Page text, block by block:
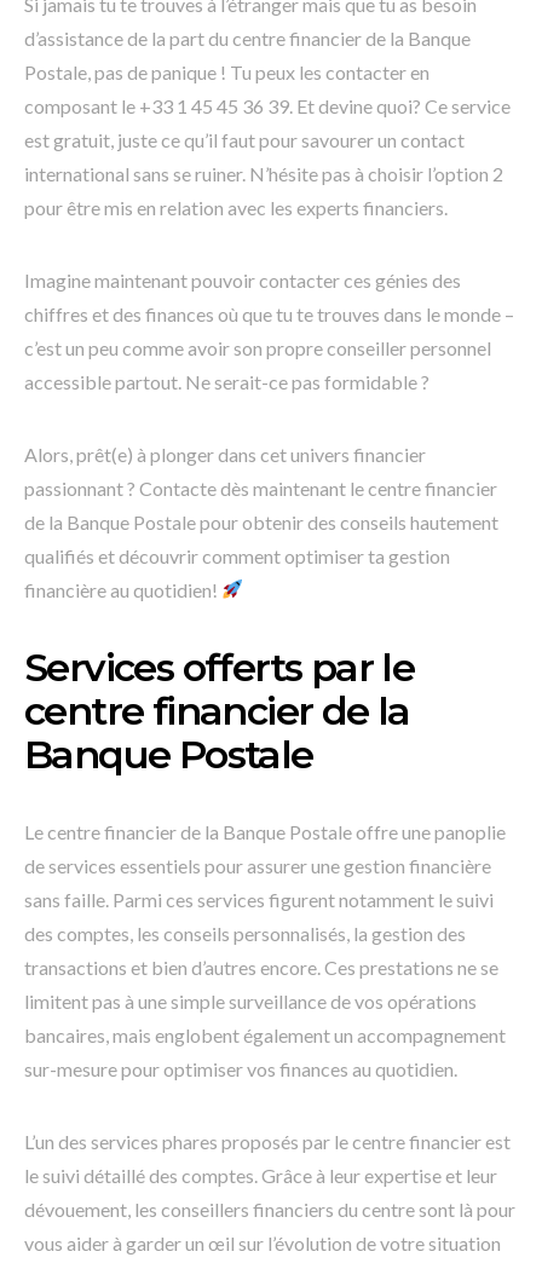
d’assistance de la part du centre financier de la Banque
Postale, pas de panique ! Tu peux les contacter en
composant le +33 1 45 45 36 39. Et devine quoi? Ce service
est gratuit, juste ce qu’il faut pour savourer un contact
international sans se ruiner. N’hésite pas à choisir l’option 2
pour être mis en relation avec les experts financiers.
Imagine maintenant pouvoir contacter ces génies des
chiffres et des finances où que tu te trouves dans le monde –
c’est un peu comme avoir son propre conseiller personnel
accessible partout. Ne serait-ce pas formidable ?
Alors, prêt(e) à plonger dans cet univers financier
passionnant ? Contacte dès maintenant le centre financier
de la Banque Postale pour obtenir des conseils hautement
qualifiés et découvrir comment optimiser ta gestion
financière au quotidien!
Services offerts par le
centre financier de la
Banque Postale
Le centre financier de la Banque Postale offre une panoplie
de services essentiels pour assurer une gestion financière
sans faille. Parmi ces services figurent notamment le suivi
des comptes, les conseils personnalisés, la gestion des
transactions et bien d’autres encore. Ces prestations ne se
limitent pas à une simple surveillance de vos opérations
bancaires, mais englobent également un accompagnement
sur-mesure pour optimiser vos finances au quotidien.
L’un des services phares proposés par le centre financier est
le suivi détaillé des comptes. Grâce à leur expertise et leur
dévouement, les conseillers financiers du centre sont là pour
vous aider à garder un œil sur l’évolution de votre situation